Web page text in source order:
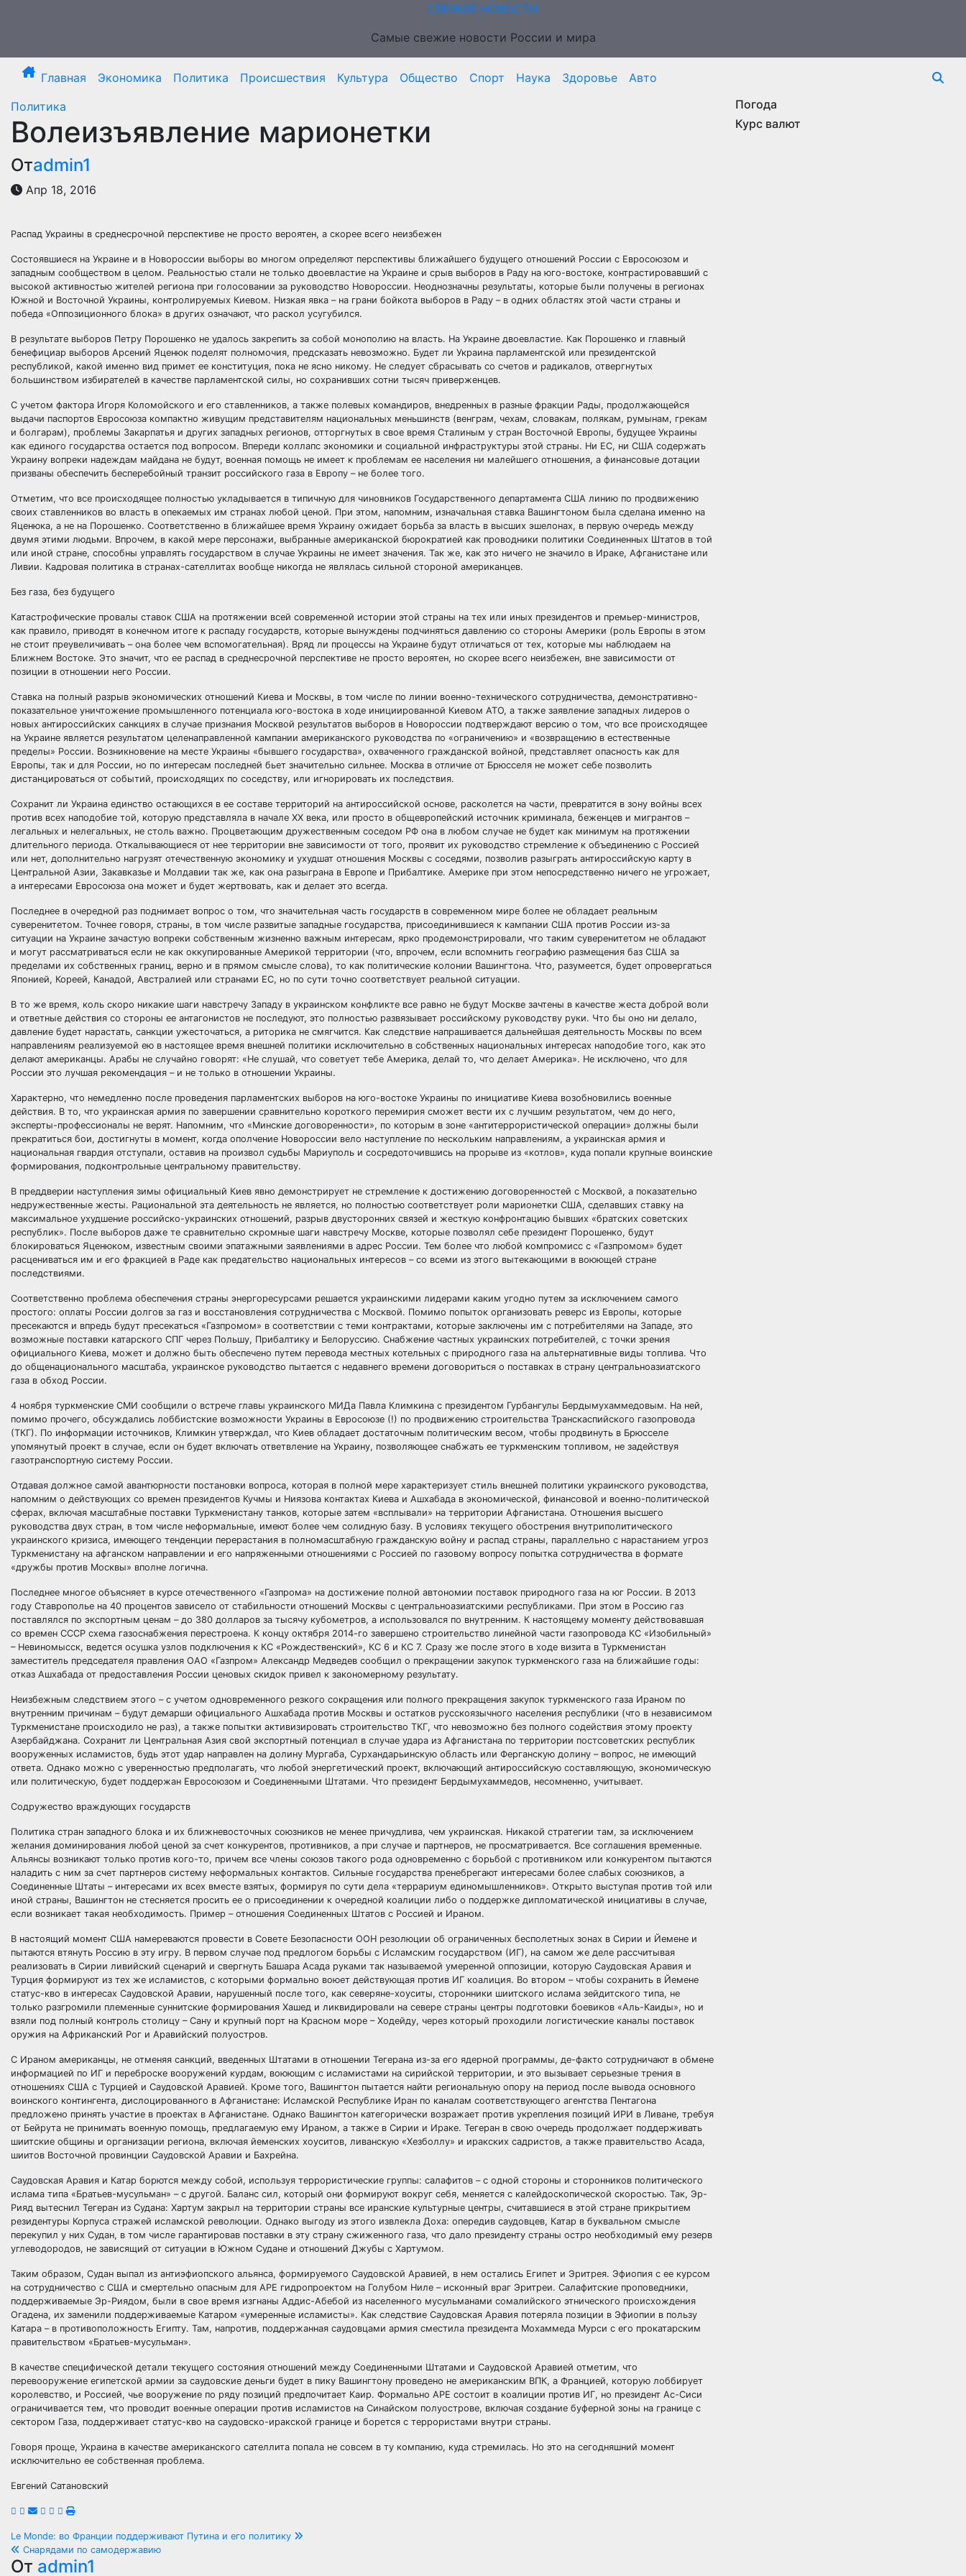
СВЕЖИЕ НОВОСТИ
Самые свежие новости России и мира
Главная Экономика Политика Происшествия Культура Общество Спорт Наука Здоровье
Авто
Политика
Волеизъявление марионетки
Отadmin1
Апр 18, 2016
Распад Украины в среднесрочной перспективе не просто вероятен, а скорее всего неизбежен
Состоявшиеся на Украине и в Новороссии выборы во многом определяют перспективы ближайшего будущего отношений России с Евросоюзом и
западным сообществом в целом. Реальностью стали не только двоевластие на Украине и срыв выборов в Раду на юго-востоке, контрастировавший с
высокой активностью жителей региона при голосовании за руководство Новороссии. Неоднозначны результаты, которые были получены в регионах
Южной и Восточной Украины, контролируемых Киевом. Низкая явка – на грани бойкота выборов в Раду – в одних областях этой части страны и
победа «Оппозиционного блока» в других означают, что раскол усугубился.
В результате выборов Петру Порошенко не удалось закрепить за собой монополию на власть. На Украине двоевластие. Как Порошенко и главный
бенефициар выборов Арсений Яценюк поделят полномочия, предсказать невозможно. Будет ли Украина парламентской или президентской
республикой, какой именно вид примет ее конституция, пока не ясно никому. Не следует сбрасывать со счетов и радикалов, отвергнутых
большинством избирателей в качестве парламентской силы, но сохранивших сотни тысяч приверженцев.
С учетом фактора Игоря Коломойского и его ставленников, а также полевых командиров, внедренных в разные фракции Рады, продолжающейся
выдачи паспортов Евросоюза компактно живущим представителям национальных меньшинств (венграм, чехам, словакам, полякам, румынам, грекам
и болгарам), проблемы Закарпатья и других западных регионов, отторгнутых в свое время Сталиным у стран Восточной Европы, будущее Украины
как единого государства остается под вопросом. Впереди коллапс экономики и социальной инфраструктуры этой страны. Ни ЕС, ни США содержать
Украину вопреки надеждам майдана не будут, военная помощь не имеет к проблемам ее населения ни малейшего отношения, а финансовые дотации
призваны обеспечить бесперебойный транзит российского газа в Европу – не более того.
Отметим, что все происходящее полностью укладывается в типичную для чиновников Государственного департамента США линию по продвижению
своих ставленников во власть в опекаемых им странах любой ценой. При этом, напомним, изначальная ставка Вашингтоном была сделана именно на
Яценюка, а не на Порошенко. Соответственно в ближайшее время Украину ожидает борьба за власть в высших эшелонах, в первую очередь между
двумя этими людьми. Впрочем, в какой мере персонажи, выбранные американской бюрократией как проводники политики Соединенных Штатов в той
или иной стране, способны управлять государством в случае Украины не имеет значения. Так же, как это ничего не значило в Ираке, Афганистане или
Ливии. Кадровая политика в странах-сателлитах вообще никогда не являлась сильной стороной американцев.
Без газа, без будущего
Катастрофические провалы ставок США на протяжении всей современной истории этой страны на тех или иных президентов и премьер-министров,
как правило, приводят в конечном итоге к распаду государств, которые вынуждены подчиняться давлению со стороны Америки (роль Европы в этом
не стоит преувеличивать – она более чем вспомогательная). Вряд ли процессы на Украине будут отличаться от тех, которые мы наблюдаем на
Ближнем Востоке. Это значит, что ее распад в среднесрочной перспективе не просто вероятен, но скорее всего неизбежен, вне зависимости от
позиции в отношении него России.
Ставка на полный разрыв экономических отношений Киева и Москвы, в том числе по линии военно-технического сотрудничества, демонстративно-
показательное уничтожение промышленного потенциала юго-востока в ходе инициированной Киевом АТО, а также заявление западных лидеров о
новых антироссийских санкциях в случае признания Москвой результатов выборов в Новороссии подтверждают версию о том, что все происходящее
на Украине является результатом целенаправленной кампании американского руководства по «ограничению» и «возвращению в естественные
пределы» России. Возникновение на месте Украины «бывшего государства», охваченного гражданской войной, представляет опасность как для
Европы, так и для России, но по интересам последней бьет значительно сильнее. Москва в отличие от Брюсселя не может себе позволить
дистанцироваться от событий, происходящих по соседству, или игнорировать их последствия.
Сохранит ли Украина единство остающихся в ее составе территорий на антироссийской основе, расколется на части, превратится в зону войны всех
против всех наподобие той, которую представляла в начале ХХ века, или просто в общевропейский источник криминала, беженцев и мигрантов –
легальных и нелегальных, не столь важно. Процветающим дружественным соседом РФ она в любом случае не будет как минимум на протяжении
длительного периода. Откалывающиеся от нее территории вне зависимости от того, проявит их руководство стремление к объединению с Россией
или нет, дополнительно нагрузят отечественную экономику и ухудшат отношения Москвы с соседями, позволив разыграть антироссийскую карту в
Центральной Азии, Закавказье и Молдавии так же, как она разыграна в Европе и Прибалтике. Америке при этом непосредственно ничего не угрожает,
а интересами Евросоюза она может и будет жертвовать, как и делает это всегда.
Последнее в очередной раз поднимает вопрос о том, что значительная часть государств в современном мире более не обладает реальным
суверенитетом. Точнее говоря, страны, в том числе развитые западные государства, присоединившиеся к кампании США против России из-за
ситуации на Украине зачастую вопреки собственным жизненно важным интересам, ярко продемонстрировали, что таким суверенитетом не обладают
и могут рассматриваться если не как оккупированные Америкой территории (что, впрочем, если вспомнить географию размещения баз США за
пределами их собственных границ, верно и в прямом смысле слова), то как политические колонии Вашингтона. Что, разумеется, будет опровергаться
Японией, Кореей, Канадой, Австралией или странами ЕС, но по сути точно соответствует реальной ситуации.
В то же время, коль скоро никакие шаги навстречу Западу в украинском конфликте все равно не будут Москве зачтены в качестве жеста доброй воли
и ответные действия со стороны ее антагонистов не последуют, это полностью развязывает российскому руководству руки. Что бы оно ни делало,
давление будет нарастать, санкции ужесточаться, а риторика не смягчится. Как следствие напрашивается дальнейшая деятельность Москвы по всем
направлениям реализуемой ею в настоящее время внешней политики исключительно в собственных национальных интересах наподобие того, как это
делают американцы. Арабы не случайно говорят: «Не слушай, что советует тебе Америка, делай то, что делает Америка». Не исключено, что для
России это лучшая рекомендация – и не только в отношении Украины.
Характерно, что немедленно после проведения парламентских выборов на юго-востоке Украины по инициативе Киева возобновились военные
действия. В то, что украинская армия по завершении сравнительно короткого перемирия сможет вести их с лучшим результатом, чем до него,
эксперты-профессионалы не верят. Напомним, что «Минские договоренности», по которым в зоне «антитеррористической операции» должны были
прекратиться бои, достигнуты в момент, когда ополчение Новороссии вело наступление по нескольким направлениям, а украинская армия и
национальная гвардия отступали, оставив на произвол судьбы Мариуполь и сосредоточившись на прорыве из «котлов», куда попали крупные воинские
формирования, подконтрольные центральному правительству.
В преддверии наступления зимы официальный Киев явно демонстрирует не стремление к достижению договоренностей с Москвой, а показательно
недружественные жесты. Рациональной эта деятельность не является, но полностью соответствует роли марионетки США, сделавших ставку на
максимальное ухудшение российско-украинских отношений, разрыв двусторонних связей и жесткую конфронтацию бывших «братских советских
республик». После выборов даже те сравнительно скромные шаги навстречу Москве, которые позволял себе президент Порошенко, будут
блокироваться Яценюком, известным своими эпатажными заявлениями в адрес России. Тем более что любой компромисс с «Газпромом» будет
расцениваться им и его фракцией в Раде как предательство национальных интересов – со всеми из этого вытекающими в воюющей стране
последствиями.
Соответственно проблема обеспечения страны энергоресурсами решается украинскими лидерами каким угодно путем за исключением самого
простого: оплаты России долгов за газ и восстановления сотрудничества с Москвой. Помимо попыток организовать реверс из Европы, которые
пресекаются и впредь будут пресекаться «Газпромом» в соответствии с теми контрактами, которые заключены им с потребителями на Западе, это
возможные поставки катарского СПГ через Польшу, Прибалтику и Белоруссию. Снабжение частных украинских потребителей, с точки зрения
официального Киева, может и должно быть обеспечено путем перевода местных котельных с природного газа на альтернативные виды топлива. Что
до общенационального масштаба, украинское руководство пытается с недавнего времени договориться о поставках в страну центральноазиатского
газа в обход России.
4 ноября туркменские СМИ сообщили о встрече главы украинского МИДа Павла Климкина с президентом Гурбангулы Бердымухаммедовым. На ней,
помимо прочего, обсуждались лоббистские возможности Украины в Евросоюзе (!) по продвижению строительства Транскаспийского газопровода
(ТКГ). По информации источников, Климкин утверждал, что Киев обладает достаточным политическим весом, чтобы продвинуть в Брюсселе
упомянутый проект в случае, если он будет включать ответвление на Украину, позволяющее снабжать ее туркменским топливом, не задействуя
газотранспортную систему России.
Отдавая должное самой авантюрности постановки вопроса, которая в полной мере характеризует стиль внешней политики украинского руководства,
напомним о действующих со времен президентов Кучмы и Ниязова контактах Киева и Ашхабада в экономической, финансовой и военно-политической
сферах, включая масштабные поставки Туркменистану танков, которые затем «всплывали» на территории Афганистана. Отношения высшего
руководства двух стран, в том числе неформальные, имеют более чем солидную базу. В условиях текущего обострения внутриполитического
украинского кризиса, имеющего тенденции перерастания в полномасштабную гражданскую войну и распад страны, параллельно с нарастанием угроз
Туркменистану на афганском направлении и его напряженными отношениями с Россией по газовому вопросу попытка сотрудничества в формате
«дружбы против Москвы» вполне логична.
Последнее многое объясняет в курсе отечественного «Газпрома» на достижение полной автономии поставок природного газа на юг России. В 2013
году Ставрополье на 40 процентов зависело от стабильности отношений Москвы с центральноазиатскими республиками. При этом в Россию газ
поставлялся по экспортным ценам – до 380 долларов за тысячу кубометров, а использовался по внутренним. К настоящему моменту действовавшая
со времен СССР схема газоснабжения перестроена. К концу октября 2014-го завершено строительство линейной части газопровода КС «Изобильный»
– Невиномысск, ведется осушка узлов подключения к КС «Рождественский», КС 6 и КС 7. Сразу же после этого в ходе визита в Туркменистан
заместитель председателя правления ОАО «Газпром» Александр Медведев сообщил о прекращении закупок туркменского газа на ближайшие годы:
отказ Ашхабада от предоставления России ценовых скидок привел к закономерному результату.
Неизбежным следствием этого – с учетом одновременного резкого сокращения или полного прекращения закупок туркменского газа Ираном по
внутренним причинам – будут демарши официального Ашхабада против Москвы и остатков русскоязычного населения республики (что в независимом
Туркменистане происходило не раз), а также попытки активизировать строительство ТКГ, что невозможно без полного содействия этому проекту
Азербайджана. Сохранит ли Центральная Азия свой экспортный потенциал в случае удара из Афганистана по территории постсоветских республик
вооруженных исламистов, будь этот удар направлен на долину Мургаба, Сурхандарьинскую область или Ферганскую долину – вопрос, не имеющий
ответа. Однако можно с уверенностью предполагать, что любой энергетический проект, включающий антироссийскую составляющую, экономическую
или политическую, будет поддержан Евросоюзом и Соединенными Штатами. Что президент Бердымухаммедов, несомненно, учитывает.
Содружество враждующих государств
Политика стран западного блока и их ближневосточных союзников не менее причудлива, чем украинская. Никакой стратегии там, за исключением
желания доминирования любой ценой за счет конкурентов, противников, а при случае и партнеров, не просматривается. Все соглашения временные.
Альянсы возникают только против кого-то, причем все члены союзов такого рода одновременно с борьбой с противником или конкурентом пытаются
наладить с ним за счет партнеров систему неформальных контактов. Сильные государства пренебрегают интересами более слабых союзников, а
Соединенные Штаты – интересами их всех вместе взятых, формируя по сути дела «террариум единомышленников». Открыто выступая против той или
иной страны, Вашингтон не стесняется просить ее о присоединении к очередной коалиции либо о поддержке дипломатической инициативы в случае,
если возникает такая необходимость. Пример – отношения Соединенных Штатов с Россией и Ираном.
В настоящий момент США намереваются провести в Совете Безопасности ООН резолюции об ограниченных бесполетных зонах в Сирии и Йемене и
пытаются втянуть Россию в эту игру. В первом случае под предлогом борьбы с Исламским государством (ИГ), на самом же деле рассчитывая
реализовать в Сирии ливийский сценарий и свергнуть Башара Асада руками так называемой умеренной оппозиции, которую Саудовская Аравия и
Турция формируют из тех же исламистов, с которыми формально воюет действующая против ИГ коалиция. Во втором – чтобы сохранить в Йемене
статус-кво в интересах Саудовской Аравии, нарушенный после того, как северяне-хоуситы, сторонники шиитского ислама зейдитского типа, не
только разгромили племенные суннитские формирования Хашед и ликвидировали на севере страны центры подготовки боевиков «Аль-Каиды», но и
взяли под полный контроль столицу – Сану и крупный порт на Красном море – Ходейду, через который проходили логистические каналы поставок
оружия на Африканский Рог и Аравийский полуостров.
С Ираном американцы, не отменяя санкций, введенных Штатами в отношении Тегерана из-за его ядерной программы, де-факто сотрудничают в обмене
информацией по ИГ и переброске вооружений курдам, воюющим с исламистами на сирийской территории, и это вызывает серьезные трения в
отношениях США с Турцией и Саудовской Аравией. Кроме того, Вашингтон пытается найти региональную опору на период после вывода основного
воинского контингента, дислоцированного в Афганистане: Исламской Республике Иран по каналам соответствующего агентства Пентагона
предложено принять участие в проектах в Афганистане. Однако Вашингтон категорически возражает против укрепления позиций ИРИ в Ливане, требуя
от Бейрута не принимать военную помощь, предлагаемую ему Ираном, а также в Сирии и Ираке. Тегеран в свою очередь продолжает поддерживать
шиитские общины и организации региона, включая йеменских хоуситов, ливанскую «Хезболлу» и иракских садристов, а также правительство Асада,
шиитов Восточной провинции Саудовской Аравии и Бахрейна.
Саудовская Аравия и Катар борются между собой, используя террористические группы: салафитов – с одной стороны и сторонников политического
ислама типа «Братьев-мусульман» – с другой. Баланс сил, который они формируют вокруг себя, меняется с калейдоскопической скоростью. Так, Эр-
Рияд вытеснил Тегеран из Судана: Хартум закрыл на территории страны все иранские культурные центры, считавшиеся в этой стране прикрытием
резидентуры Корпуса стражей исламской революции. Однако выгоду из этого извлекла Доха: опередив саудовцев, Катар в буквальном смысле
перекупил у них Судан, в том числе гарантировав поставки в эту страну сжиженного газа, что дало президенту страны остро необходимый ему резерв
углеводородов, не зависящий от ситуации в Южном Судане и отношений Джубы с Хартумом.
Таким образом, Судан выпал из антиэфиопского альянса, формируемого Саудовской Аравией, в нем остались Египет и Эритрея. Эфиопия с ее курсом
на сотрудничество с США и смертельно опасным для АРЕ гидропроектом на Голубом Ниле – исконный враг Эритреи. Салафитские проповедники,
поддерживаемые Эр-Риядом, были в свое время изгнаны Аддис-Абебой из населенного мусульманами сомалийского этнического происхождения
Огадена, их заменили поддерживаемые Катаром «умеренные исламисты». Как следствие Саудовская Аравия потеряла позиции в Эфиопии в пользу
Катара – в противоположность Египту. Там, напротив, поддержанная саудовцами армия сместила президента Мохаммеда Мурси с его прокатарским
правительством «Братьев-мусульман».
В качестве специфической детали текущего состояния отношений между Соединенными Штатами и Саудовской Аравией отметим, что
перевооружение египетской армии за саудовские деньги будет в пику Вашингтону проведено не американским ВПК, а Францией, которую лоббирует
королевство, и Россией, чье вооружение по ряду позиций предпочитает Каир. Формально АРЕ состоит в коалиции против ИГ, но президент Ас-Сиси
ограничивается тем, что проводит военные операции против исламистов на Синайском полуострове, включая создание буферной зоны на границе с
сектором Газа, поддерживает статус-кво на саудовско-иракской границе и борется с террористами внутри страны.
Говоря проще, Украина в качестве американского сателлита попала не совсем в ту компанию, куда стремилась. Но это на сегодняшний момент
исключительно ее собственная проблема.
Евгений Сатановский
Навигация
по
Le Monde: во Франции поддерживают Путина и его политику
Снарядами по самодержавию
От admin1
Погода
Курс валют